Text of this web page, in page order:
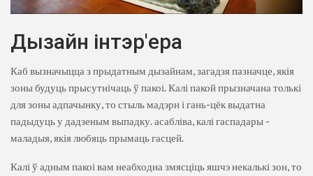
Дызайн інтэр'ера
Каб вызначыцца з прыдатным дызайнам, загадзя пазначце, якія
зоны будуць прысутнічаць ў пакоі. Калі пакой прызначана толькі
для зоны адпачынку, то стыль мадэрн і гань-цёк выдатна
падыдуць у дадзеным выпадку. асабліва, калі гаспадары -
маладыя, якія любяць прымаць гасцей.
Калі ў адным пакоі вам неабходна змясціць яшчэ некалькі зон, то